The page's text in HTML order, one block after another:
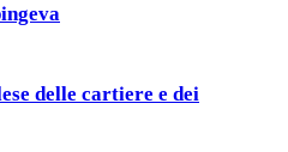
delle cartiere e dei